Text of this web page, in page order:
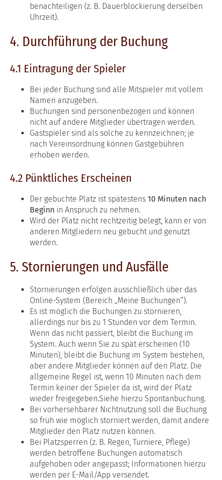
benachteiligen (z. B. Dauerblockierung derselben
Uhrzeit).
4. Durchführung der Buchung
4.1 Eintragung der Spieler
Bei jeder Buchung sind alle Mitspieler mit vollem
Namen anzugeben.
Buchungen sind personenbezogen und können
nicht auf andere Mitglieder übertragen werden.
Gastspieler sind als solche zu kennzeichnen; je
nach Vereinsordnung können Gastgebühren
erhoben werden.
4.2 Pünktliches Erscheinen
Der gebuchte Platz ist spätestens 10 Minuten nach
Beginn in Anspruch zu nehmen.
Wird der Platz nicht rechtzeitig belegt, kann er von
anderen Mitgliedern neu gebucht und genutzt
werden.
5. Stornierungen und Ausfälle
Stornierungen erfolgen ausschließlich über das
Online-System (Bereich „Meine Buchungen“).
Es ist möglich die Buchungen zu stornieren,
allerdings nur bis zu 1 Stunden vor dem Termin.
Wenn das nicht passiert, bleibt die Buchung im
System. Auch wenn Sie zu spät erscheinen (10
Minuten), bleibt die Buchung im System bestehen,
aber andere Mitglieder können auf den Platz. Die
allgemeine Regel ist, wenn 10 Minuten nach dem
Termin keiner der Spieler da ist, wird der Platz
wieder freigegeben.Siehe hierzu Spontanbuchung.
Bei vorhersehbarer Nichtnutzung soll die Buchung
so früh wie möglich storniert werden, damit andere
Mitglieder den Platz nutzen können.
Bei Platzsperren (z. B. Regen, Turniere, Pflege)
werden betroffene Buchungen automatisch
aufgehoben oder angepasst; Informationen hierzu
werden per E-Mail/App versendet.